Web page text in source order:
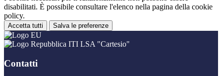
disabilitati. È possibile consultare l'elenco nella pagina della cookie
policy.
Accetta tutti Salva le preferenze
ITI LSA "Cartesio"
Contatti